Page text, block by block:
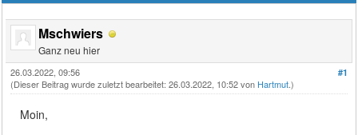
Mschwiers
Ganz neu hier
#1
26.03.2022, 09:56
(Dieser Beitrag wurde zuletzt bearbeitet: 26.03.2022, 10:52 von Hartmut.)
Moin,